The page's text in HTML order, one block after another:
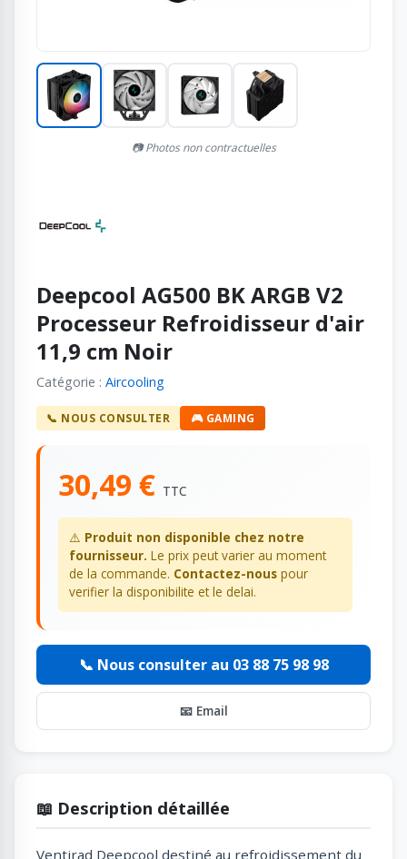
📷 Photos non contractuelles
Deepcool AG500 BK ARGB V2
Processeur Refroidisseur d'air
11,9 cm Noir
Catégorie : Aircooling
📞 NOUS CONSULTER 🎮 GAMING
30,49 € TTC
⚠️ Produit non disponible chez notre
fournisseur. Le prix peut varier au moment
de la commande. Contactez-nous pour
verifier la disponibilite et le delai.
📞 Nous consulter au 03 88 75 98 98
📧 Email
📖 Description détaillée
Ventirad Deepcool destiné au refroidissement du